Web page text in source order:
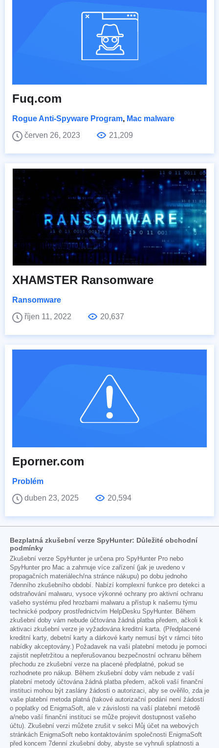
Fuq.com
Rogue Anti-Spyware Program, Mac malware
červen 26, 2023
21,209
XHAMSTER Ransomware
Ransomware
říjen 11, 2022
20,637
Eporner.com
Problém
duben 23, 2025
20,594
Bezplatná zkušební verze SpyHunter: Důležité obchodní
podmínky
Zkušební verze SpyHunter je určena pro SpyHunter Pro nebo
SpyHunter pro Mac a zahrnuje více zařízení (jak je uvedeno v
propagačních materiálech/na stránce nákupu) po dobu jednoho
7denního zkušebního období. Nabízí komplexní funkce pro detekci a
odstraňování malwaru, vysoce výkonné ochrany pro aktivní ochranu
vašeho systému před hrozbami malwaru a přístup k našemu týmu
technické podpory prostřednictvím HelpDesku SpyHunter. Během
zkušební doby vám nebude účtována žádná platba předem, ačkoli k
aktivaci zkušební verze je vyžadována kreditní karta. (Předplacené
kreditní karty, debetní karty a dárkové karty nemusí být v rámci této
nabídky akceptovány.) Požadavek na vaši platební metodu je pomoci
zajistit nepřetržitou a nepřerušovanou bezpečnostní ochranu během
přechodu ze zkušební verze na placené předplatné, pokud se
rozhodnete pro nákup. Během zkušební doby vám nebude z vaší
platební metody účtována žádná platba předem, ačkoli vaší finanční
instituci mohou být zaslány žádosti o autorizaci, aby se ověřilo, zda je
vaše platební metoda platná (takové autorizační podání není žádostí
o poplatky od EnigmaSoft, ale v závislosti na vaší platební metodě
a/nebo vaší finanční instituci se může projevit dostupnost vašeho
účtu). Zkušební verzi můžete zrušit v sekci Můj účet na webových
stránkách EnigmaSoft nebo kontaktováním společnosti EnigmaSoft
před koncem 7denní zkušební doby, abyste se vyhnuli splatnosti a